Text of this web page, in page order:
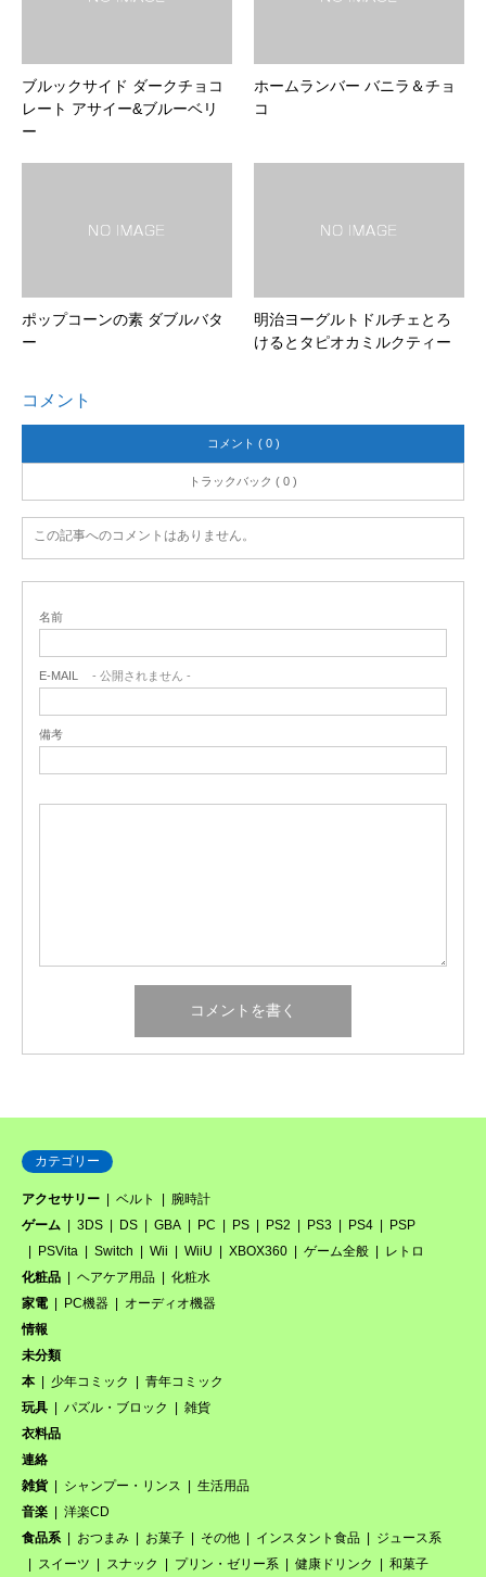
ブルックサイド ダークチョコ
レート アサイー&ブルーベリ
ー
ホームランバー バニラ＆チョ
コ
ポップコーンの素 ダブルバタ
ー
明治ヨーグルトドルチェとろ
けるとタピオカミルクティー
コメント
コメント ( 0 )
トラックバック ( 0 )
この記事へのコメントはありません。
名前
E-MAIL - 公開されません -
備考
カテゴリー
アクセサリー ベルト
腕時計
ゲーム
3DS DS GBA PC PS PS2 PS3 PS4
PSP
PSVita
Switch Wii WiiU XBOX360 ゲーム全般
レトロ
化粧品
ヘアケア用品
化粧水
家電
PC機器
オーディオ機器
情報
未分類
本
少年コミック
青年コミック
玩具
パズル・ブロック
雑貨
衣料品
連絡
雑貨
シャンプー・リンス
生活用品
音楽
洋楽CD
食品系
おつまみ お菓子 その他 インスタント食品
ジュース系
スイーツ
スナック プリン・ゼリー系 健康ドリンク 和菓子